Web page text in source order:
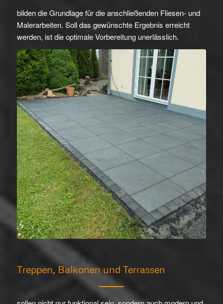
bilden die Grundlage für die anschließenden Fliesen- und
Malerarbeiten. Soll das gewünschte Ergebnis erreicht
werden, ist die optimale Vorbereitung unerlässlich.
Treppen, Balkonen und Terrassen